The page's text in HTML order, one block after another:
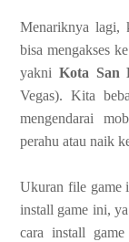
Menariknya lagi,
bisa mengakses
yakni Kota San
Vegas). Kita
mengendarai
perahu atau naik
Ukuran file game
install game ini,
cara install